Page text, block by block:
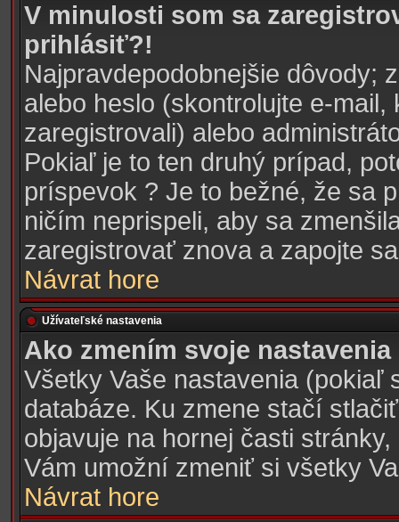
V minulosti som sa
prihlásiť?!
Najpravdepodobnejšie dôvody;
alebo heslo (skontrolujte e-
zaregistrovali) alebo
Pokiaľ je to ten druhý prípad,
príspevok ? Je to bežné, že sa
ničím neprispeli, aby sa
zaregistrovať znova a zapojte
Návrat hore
Užívateľské nastavenia
Ako zmením svoje nastavenia
Všetky Vaše nastavenia (pokiaľ
databáze. Ku zmene stačí
objavuje na hornej časti
Vám umožní zmeniť si všetky
Návrat hore